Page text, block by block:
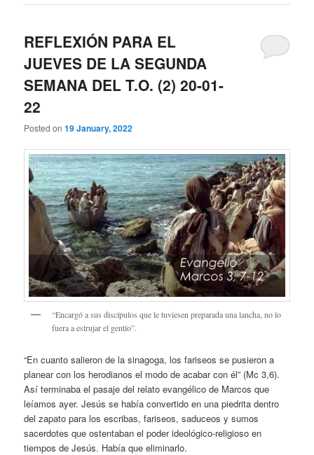
REFLEXIÓN PARA EL
JUEVES DE LA SEGUNDA
SEMANA DEL T.O. (2) 20-01-
22
Posted on19 January, 2022
“Encargó a sus discípulos que le tuviesen preparada una lancha, no lo
fuera a estrujar el gentío”.
“En cuanto salieron de la sinagoga, los fariseos se pusieron a
planear con los herodianos el modo de acabar con él” (Mc 3,6).
Así terminaba el pasaje del relato evangélico de Marcos que
leíamos ayer. Jesús se había convertido en una piedrita dentro
del zapato para los escribas, fariseos, saduceos y sumos
sacerdotes que ostentaban el poder ideológico-religioso en
tiempos de Jesús. Había que eliminarlo.